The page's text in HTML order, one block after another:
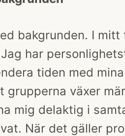
bakgrunden. I
har
tiden med
grupperna växer
mig delaktig i
När det gäller